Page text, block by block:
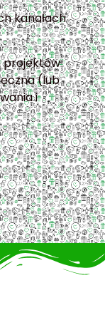
kanałach
projektów
(lub
i